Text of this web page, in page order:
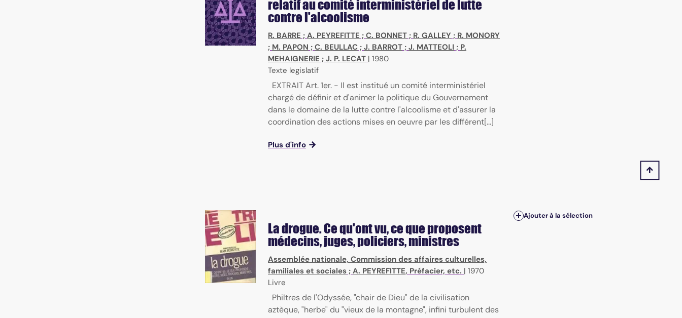
relatif au comité interministériel de lutte
contre l'alcoolisme
R. BARRE ; A. PEYREFITTE ; C. BONNET ; R. GALLEY ; R. MONORY
; M. PAPON ; C. BEULLAC ; J. BARROT ; J. MATTEOLI ; P.
MEHAIGNERIE ; J. P. LECAT | 1980
Texte legislatif
EXTRAIT Art. 1er. - Il est institué un comité interministériel
chargé de définir et d'animer la politique du Gouvernement
dans le domaine de la lutte contre l'alcoolisme et d'assurer la
coordination des actions mises en oeuvre par les différent[...]
Plus d'info
La drogue. Ce qu'ont vu, ce que proposent
médecins, juges, policiers, ministres
Assemblée nationale, Commission des affaires culturelles,
familiales et sociales ; A. PEYREFITTE, Préfacier, etc. | 1970
Livre
Philtres de l'Odyssée, "chair de Dieu" de la civilisation
aztèque, "herbe" du "vieux de la montagne", infini turbulent des
Ajouter à la sélection